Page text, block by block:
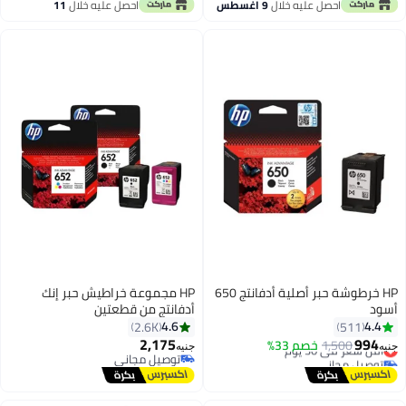
احصل عليه خلال9 اغسطس احصل عليه خلال 11
HP خرطوشة حبر أصلية أدفانتج 650
أسود
4.4
511
جنيه994
1,500خصم 33% أقل سعر في 30 يوم
توصيل مجاني
أقل سعر في 30 يوم
HP مجموعة خراطيش حبر إنك
أدفانتج من قطعتين
4.6
2.6K
جنيه2,175
توصيل مجاني
توصيل مجاني